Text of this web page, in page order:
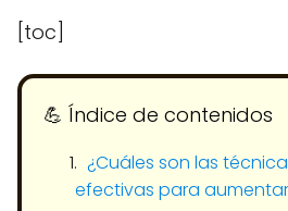
[toc]
💪​ Índice de contenidos
¿Cuáles son las
efectivas para